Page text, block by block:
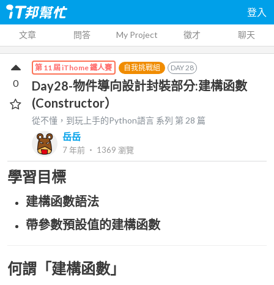
登入
文章 問答 My Project 徵才 聊天
第 11 屆 iThome 鐵人賽 自我挑戰組 DAY28
Day28-物件導向設計封裝部分:建構函數
(Constructor）
從不懂，到玩上手的Python語言 系列 第28 篇
岳岳
7 年前 ‧ 1369 瀏覽
0
學習目標
建構函數語法
帶參數預設值的建構函數
何謂「建構函數」